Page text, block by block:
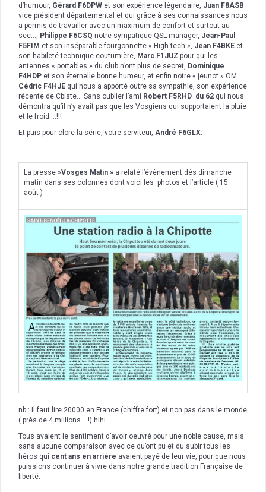
d’humour, Gérard F6DPW et son expérience légendaire, Juan F8ASB
vice président départemental et qui grâce à ses connaissances nous
a permis de travailler avec un maximum de confort et surtout au
sec…, Philippe F6CSQ notre sympatique QSL manager, Jean-Paul
F5FIM et son inséparable fourgonnette « High tech », Jean F4BKE et
son habileté technique coutumière, Marc F1JUZ pour qui les
antennes « portables » du club n’ont plus de secret, Dominique
F4HDP et son éternelle bonne humeur, et enfin notre « jeunot » OM
Cédric F4HJE qui nous a apporté outre sa sympathie, son expérience
récente de Cbiste… Sans oublier l’ami Robert F5RHD du 62 qui nous
démontra qu’il n’y avait pas que les Vosgiens qui supportaient la pluie
et le froid….!!!
Et puis pour clore la série, votre serviteur, André F6GLX.
La presse »Vosges Matin » a relaté l’évènement dés dimanche
matin dans ses colonnes dont voici les photos et l’article ( 15
août )
nb : Il faut lire 20000 en France (chiffre fort) et non pas dans le monde
( près de 4 millions….!) hihi
Tous avaient le sentiment d’avoir oeuvré pour une noble cause, mais
sans aucune comparaison avec ce qu’ont pu et du subir tous les
héros qui cent ans en arrière avaient payé de leur vie, pour que nous
puissions continuer à vivre dans notre grande tradition Française de
liberté.